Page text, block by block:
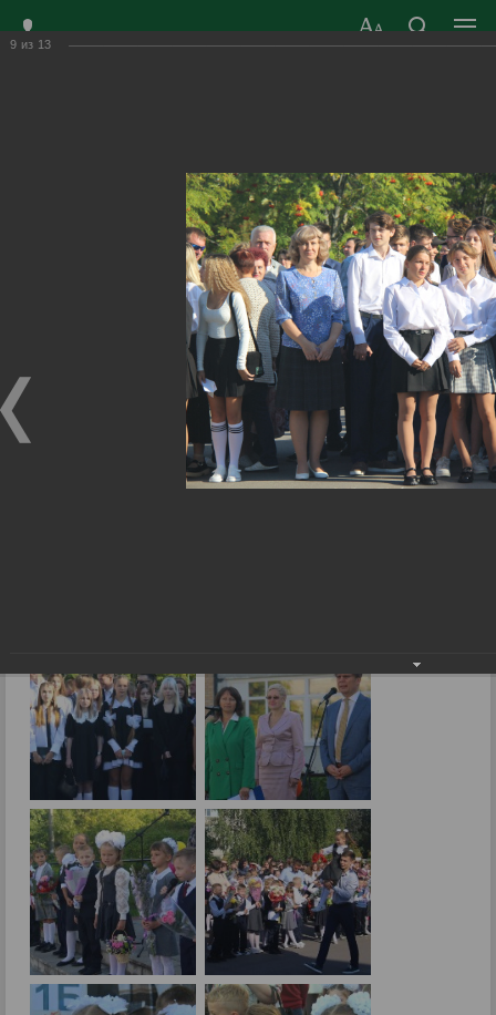
САМОУПРАВЛЕНИЯ
г. Радужный, 1 квартал, д.55
Адрес здания администрации
radugn@avo.ru
Электронная почта
Главная Фотогалерея › Новости
Снова в школу!
Снова в школу!
9 из 13